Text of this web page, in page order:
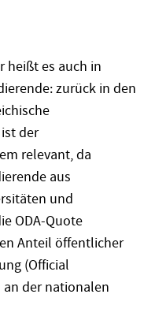
heißt es auch in
zurück in den
der
relevant, da
aus
und
ODA-Quote
Anteil öffentlicher
(Official
an der nationalen